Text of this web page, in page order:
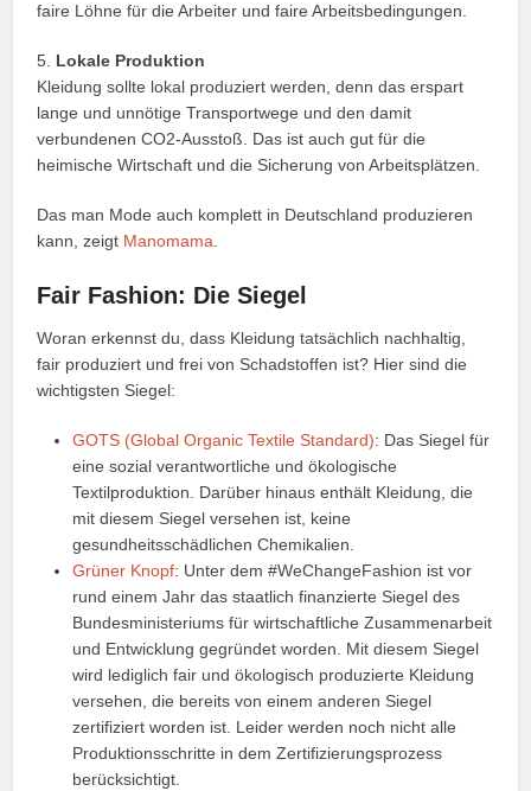
faire Löhne für die Arbeiter und faire Arbeitsbedingungen.
5. Lokale Produktion
Kleidung sollte lokal produziert werden, denn das erspart
lange und unnötige Transportwege und den damit
verbundenen CO2-Ausstoß. Das ist auch gut für die
heimische Wirtschaft und die Sicherung von Arbeitsplätzen.
Das man Mode auch komplett in Deutschland produzieren
kann, zeigt Manomama
Fair Fashion: Die Siegel
Woran erkennst du, dass Kleidung tatsächlich nachhaltig,
fair produziert und frei von Schadstoffen ist? Hier sind die
wichtigsten Siegel:
GOTS (Global Organic Textile Standard): Das Siegel für
eine sozial verantwortliche und ökologische
Textilproduktion. Darüber hinaus enthält Kleidung, die
mit diesem Siegel versehen ist, keine
gesundheitsschädlichen Chemikalien.
Grüner Knopf: Unter dem #WeChangeFashion ist vor
rund einem Jahr das staatlich finanzierte Siegel des
Bundesministeriums für wirtschaftliche Zusammenarbeit
und Entwicklung gegründet worden. Mit diesem Siegel
wird lediglich fair und ökologisch produzierte Kleidung
versehen, die bereits von einem anderen Siegel
zertifiziert worden ist. Leider werden noch nicht alle
Produktionsschritte in dem Zertifizierungsprozess
berücksichtigt.